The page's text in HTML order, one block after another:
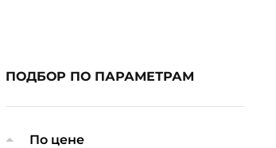
ПОДБОР ПО ПАРАМЕТРАМ
По цене